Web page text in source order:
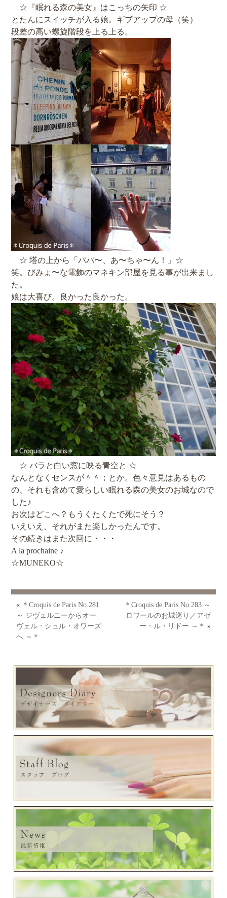
☆『眠れる森の美女』はこっちの矢印 ☆
とたんにスイッチが入る娘。ギブアップの母（笑）
段差の高い螺旋階段を上る上る。
☆ 塔の上から「パパ〜、あ〜ちゃ〜ん！」☆
笑。びみょ〜な電飾のマネキン部屋を見る事が出来まし
た。
娘は大喜び。良かった良かった。
☆ バラと白い窓に映る青空と ☆
なんとなくセンスが＾＾；とか。色々意見はあるもの
の、それも含めて愛らしい眠れる森の美女のお城なので
した♪
お次はどこへ？もうくたくたで死にそう？
いえいえ、それがまた楽しかったんです。
その続きはまた次回に・・・
A la prochaine ♪
☆MUNEKO☆
« ＊Croquis de Paris No.281
～ ジヴェルニーからオー
ヴェル・シュル・オワーズ
へ ～＊
＊Croquis de Paris No.283 ～
ロワールのお城巡り／アゼ
ー・ル・リドー ～＊ »